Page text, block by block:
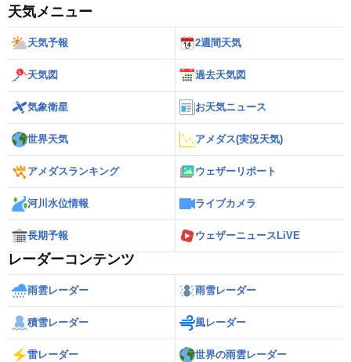
天気メニュー
天気予報 2週間天気
天気図 過去天気図
気象衛星 お天気ニュース
世界天気 アメダス(実況天気)
アメダスランキング ウェザーリポート
河川水位情報 ライブカメラ
長期予報 ウェザーニュースLiVE
レーダーコンテンツ
雨雲レーダー 雨雪レーダー
積雪レーダー 風レーダー
雷レーダー 世界の雨雲レーダー